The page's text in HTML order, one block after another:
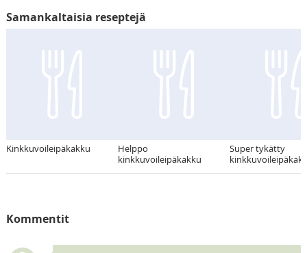
Samankaltaisia reseptejä
Kinkkuvoileipäkakku
Helppo
kinkkuvoileipäkakku
Super tykätty
Kommentit